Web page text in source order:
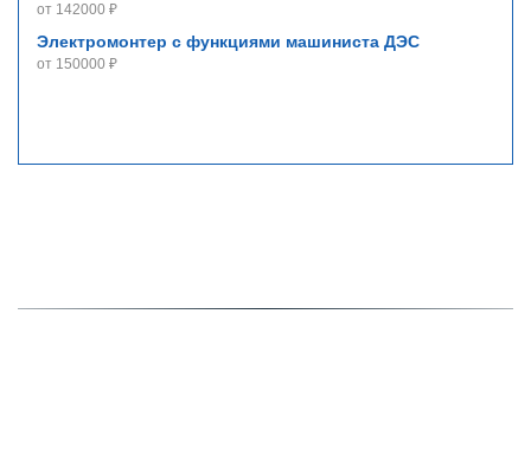
от 142000 ₽
Электромонтер с функциями машиниста ДЭС
от 150000 ₽